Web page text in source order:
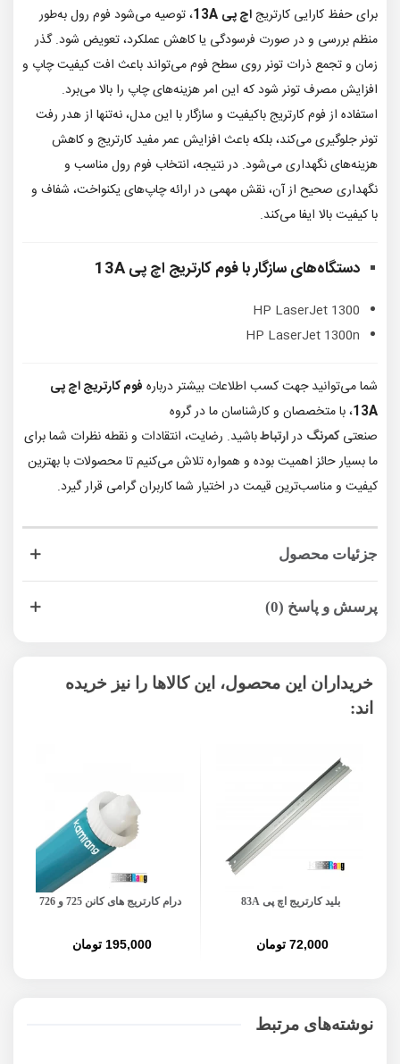
برای حفظ کارایی کارتریجاچ پی 13A، توصیه می‌شود فوم رول به‌طور
منظم بررسی و در صورت فرسودگی یا کاهش عملکرد، تعویض شود. گذر
زمان و تجمع ذرات تونر روی سطح فوم می‌تواند باعث افت کیفیت چاپ و
افزایش مصرف تونر شود که این امر هزینه‌های چاپ را بالا می‌برد.
استفاده از فوم کارتریج باکیفیت و سازگار با این مدل، نه‌تنها از هدر رفت
تونر جلوگیری می‌کند، بلکه باعث افزایش عمر مفید کارتریج و کاهش
هزینه‌های نگهداری می‌شود. در نتیجه، انتخاب فوم رول مناسب و
نگهداری صحیح از آن، نقش مهمی در ارائه چاپ‌های یکنواخت، شفاف و
با کیفیت بالا ایفا می‌کند.
دستگاه‌های سازگار بافوم کارتریج اچ پی 13A
HP LaserJet 1300
HP LaserJet 1300n
شما می‌توانید جهت کسب اطلاعات بیشتر درباره فوم کارتریج اچ پی
13A، با متخصصان و کارشناسان ما در گروه
صنعتیکمرنگ درارتباطباشید. رضایت، انتقادات و نقطه نظرات شما برای
ما بسیار حائز اهمیت بوده و همواره تلاش می‌کنیم تا محصولات با بهترین
کیفیت و مناسب‌ترین قیمت در اختیار شما کاربران گرامی قرار گیرد.
جزئیات محصول
پرسش و پاسخ (0)
خریداران این محصول، این کالاها را نیز خریده
اند:
بلید کارتریج اچ پی 83A
72,000 تومان
درام کارتریج های کانن 725 و 726
195,000 تومان
نوشته‌های مرتبط